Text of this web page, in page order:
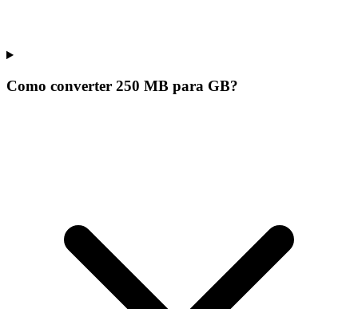
Como converter 250 MB para GB?